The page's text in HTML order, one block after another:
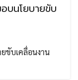
บนโยบายขับ
ขับเคลื่อนงาน